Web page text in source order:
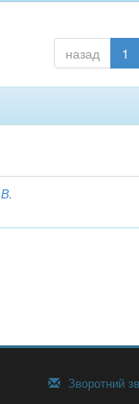
назад 1
Зворотний